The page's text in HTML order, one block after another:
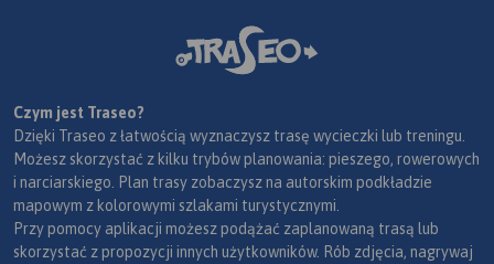
Czym jest Traseo?
Dzięki Traseo z łatwością wyznaczysz trasę wycieczki lub treningu.
Możesz skorzystać z kilku trybów planowania: pieszego, rowerowych
i narciarskiego. Plan trasy zobaczysz na autorskim podkładzie
mapowym z kolorowymi szlakami turystycznymi.
Przy pomocy aplikacji możesz podążać zaplanowaną trasą lub
skorzystać z propozycji innych użytkowników. Rób zdjęcia, nagrywaj